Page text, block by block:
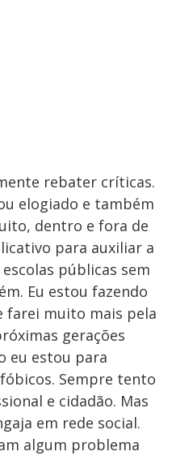
rebater críticas.
elogiado e também
dentro e fora de
para auxiliar a
públicas sem
Eu estou fazendo
farei muito mais pela
gerações
eu estou para
Sempre tento
e cidadão. Mas
em rede social.
algum problema